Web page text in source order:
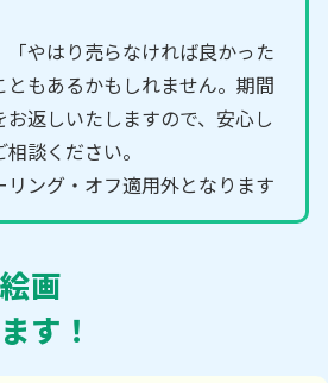
やはり売らなければ良かった
もあるかもしれません。期間
返しいたしますので、安心し
談ください。
ング・オフ適用外となります
画
す！